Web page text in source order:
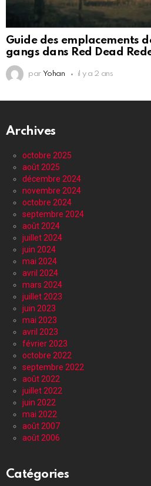
Guide des emplacements
gangs dans Red Dead
par Yohan il y a 2 ans
Archives
octobre 2025
août 2025
décembre 2024
novembre 2024
octobre 2024
septembre 2024
août 2024
juillet 2024
juin 2024
mai 2024
avril 2024
mars 2024
juillet 2023
juin 2023
mai 2023
avril 2023
février 2023
octobre 2022
septembre 2022
août 2022
juillet 2022
juin 2022
mai 2022
août 2007
août 2006
Catégories